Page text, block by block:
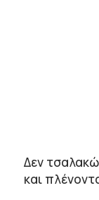
Δεν
και